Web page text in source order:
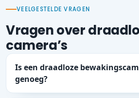
VEELGESTELDE VRAGEN
Vragen over
camera’s
Is een draadloze
genoeg?